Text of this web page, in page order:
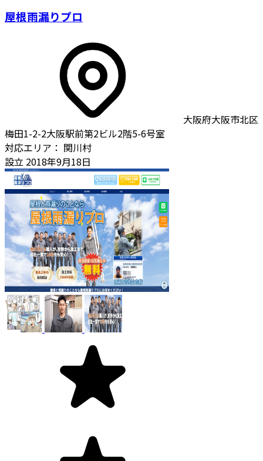
屋根雨漏りプロ
大阪府大阪市北区
梅田1-2-2大阪駅前第2ビル2階5-6号室
対応エリア： 関川村
設立 2018年9月18日